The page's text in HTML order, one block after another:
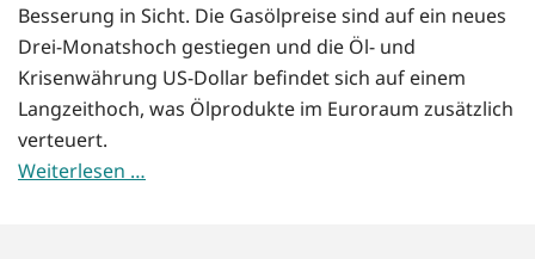
Besserung in Sicht. Die Gasölpreise sind auf ein neues
Drei-Monatshoch gestiegen und die Öl- und
Krisenwährung US-Dollar befindet sich auf einem
Langzeithoch, was Ölprodukte im Euroraum zusätzlich
verteuert.
Weiterlesen …